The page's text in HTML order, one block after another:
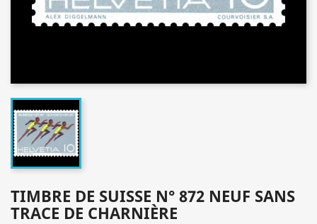
TIMBRE DE SUISSE N° 872 NEUF SANS
TRACE DE CHARNIÈRE